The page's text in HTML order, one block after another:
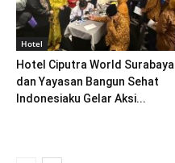
Hotel
Hotel Ciputra World Surabaya
dan Yayasan Bangun Sehat
Indonesiaku Gelar Aksi...